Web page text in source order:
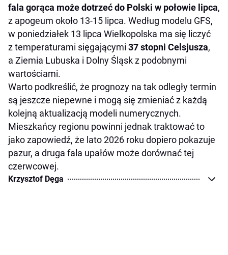
fala gorąca może dotrzeć do Polski w połowie lipca,
z apogeum około 13-15 lipca. Według modelu GFS,
w poniedziałek 13 lipca Wielkopolska ma się liczyć
z temperaturami sięgającymi 37 stopni Celsjusza,
a Ziemia Lubuska i Dolny Śląsk z podobnymi
wartościami.
Warto podkreślić, że prognozy na tak odległy termin
są jeszcze niepewne i mogą się zmieniać z każdą
kolejną aktualizacją modeli numerycznych.
Mieszkańcy regionu powinni jednak traktować to
jako zapowiedź, że lato 2026 roku dopiero pokazuje
pazur, a druga fala upałów może dorównać tej
czerwcowej.
Krzysztof Dęga